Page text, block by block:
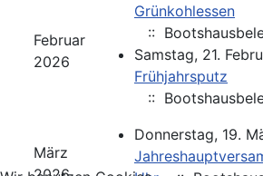
Februar
2026
Grünkohlessen
::
Samstag, 21.
Frühjahrsputz
::
März
Donnerstag, 19.